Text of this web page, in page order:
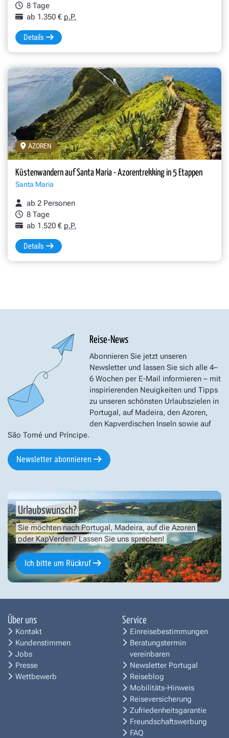
8 Tage
ab 1.350 € p.P.
Details
AZOREN
Küstenwandern auf Santa Maria - Azorentrekking in 5 Etappen
Santa Maria
ab 2 Personen
8 Tage
ab 1.520 € p.P.
Details
Reise-News
Abonnieren Sie jetzt unseren
Newsletter und lassen Sie sich alle 4–
6 Wochen per E-Mail informieren – mit
inspirierenden Neuigkeiten und Tipps
zu unseren schönsten Urlaubszielen in
Portugal, auf Madeira, den Azoren,
den Kapverdischen Inseln sowie auf
São Tomé und Príncipe.
Newsletter abonnieren
Urlaubswunsch?
Sie möchten nach Portugal, Madeira, auf die Azoren
oder KapVerden? Lassen Sie uns sprechen!
Ich bitte um Rückruf
Über uns
Kontakt
Kundenstimmen
Jobs
Presse
Wettbewerb
Service
Einreisebestimmungen
Beratungstermin
vereinbaren
Newsletter Portugal
Reiseblog
Mobilitäts-Hinweis
Reiseversicherung
Zufriedenheitsgarantie
Freundschaftswerbung
FAQ